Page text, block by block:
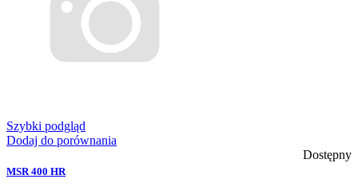
Szybki podgląd
Dodaj do porównania
Dostępny
MSR 400 HR